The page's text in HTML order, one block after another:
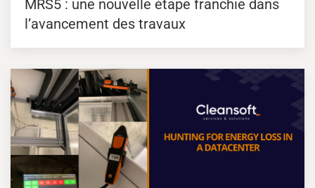
MRS5 : une nouvelle étape franchie dans
l’avancement des travaux